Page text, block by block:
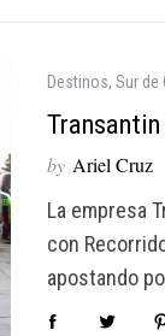
Destinos, Sur de
by Ariel Cruz
La empresa
con
apostando